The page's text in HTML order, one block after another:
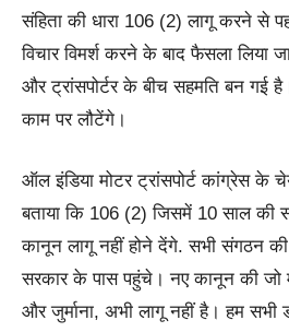
संहिता की धारा 106 (2) लागू करने से
विचार विमर्श करने के बाद फैसला लिया
और ट्रांसपोर्टर के बीच सहमति बन गई है।
काम पर लौटेंगे।
ऑल इंडिया मोटर ट्रांसपोर्ट कांग्रेस के
बताया कि 106 (2) जिसमें 10 साल की
कानून लागू नहीं होने देंगे. सभी संगठन
सरकार के पास पहुंचे। नए कानून की जो
और जुर्माना, अभी लागू नहीं है। हम सभी